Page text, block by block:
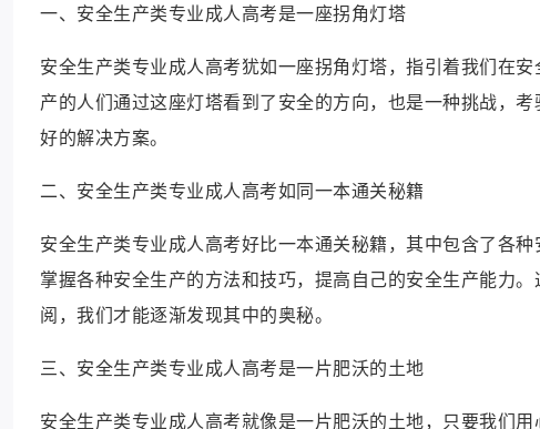
一、安全生产类专业成人高考是一座拐角灯塔
安全生产类专业成人高考犹如一座拐角灯塔，指引着我们在
产的人们通过这座灯塔看到了安全的方向，也是一种挑战，
好的解决方案。
二、安全生产类专业成人高考如同一本通关秘籍
安全生产类专业成人高考好比一本通关秘籍，其中包含了各
掌握各种安全生产的方法和技巧，提高自己的安全生产能力
阅，我们才能逐渐发现其中的奥秘。
三、安全生产类专业成人高考是一片肥沃的土地
安全生产类专业成人高考就像是一片肥沃的土地，只要我们